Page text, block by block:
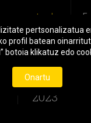
Urriak 27
Azaroak 3
2023
profil batean
botoia klikatuz edo
Onartu